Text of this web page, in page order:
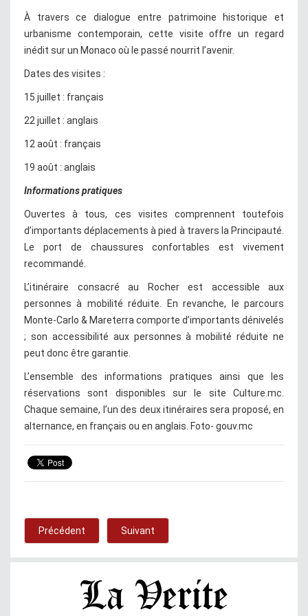
À travers ce dialogue entre patrimoine historique et
urbanisme contemporain, cette visite offre un regard
inédit sur un Monaco où le passé nourrit l’avenir.
Dates des visites :
15 juillet : français
22 juillet : anglais
12 août : français
19 août : anglais
Informations pratiques
Ouvertes à tous, ces visites comprennent toutefois
d’importants déplacements à pied à travers la Principauté.
Le port de chaussures confortables est vivement
recommandé.
L’itinéraire consacré au Rocher est accessible aux
personnes à mobilité réduite. En revanche, le parcours
Monte-Carlo & Mareterra comporte d’importants dénivelés
; son accessibilité aux personnes à mobilité réduite ne
peut donc être garantie.
L’ensemble des informations pratiques ainsi que les
réservations sont disponibles sur le site Culture.mc.
Chaque semaine, l’un des deux itinéraires sera proposé, en
alternance, en français ou en anglais. Foto- gouv.mc
Précédent Suivant